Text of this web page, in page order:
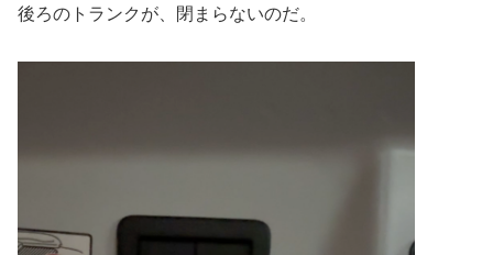
後ろのトランクが、閉まらないのだ。